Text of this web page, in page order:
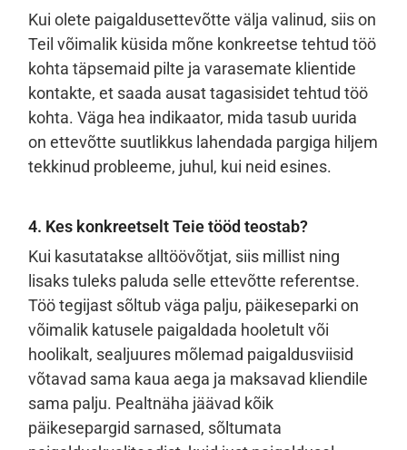
Kui olete paigaldusettevõtte välja valinud, siis on
Teil võimalik küsida mõne konkreetse tehtud töö
kohta täpsemaid pilte ja varasemate klientide
kontakte, et saada ausat tagasisidet tehtud töö
kohta. Väga hea indikaator, mida tasub uurida
on ettevõtte suutlikkus lahendada pargiga hiljem
tekkinud probleeme, juhul, kui neid esines.
4. Kes konkreetselt Teie tööd teostab?
Kui kasutatakse alltöövõtjat, siis millist ning
lisaks tuleks paluda selle ettevõtte referentse.
Töö tegijast sõltub väga palju, päikeseparki on
võimalik katusele paigaldada hooletult või
hoolikalt, sealjuures mõlemad paigaldusviisid
võtavad sama kaua aega ja maksavad kliendile
sama palju. Pealtnäha jäävad kõik
päikesepargid sarnased, sõltumata